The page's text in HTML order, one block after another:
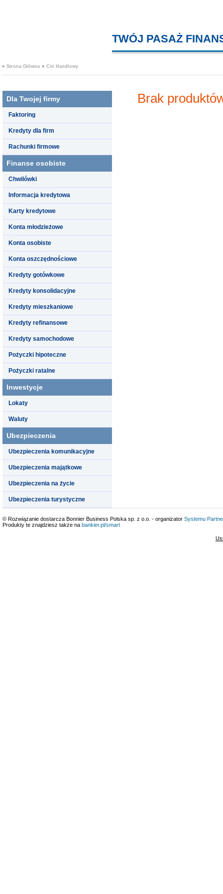
TWÓJ PASAŻ
Strona Główna Citi Handlowy
Dla Twojej firmy
Faktoring
Kredyty dla firm
Rachunki firmowe
Finanse osobiste
Chwilówki
Informacja kredytowa
Karty kredytowe
Konta młodzieżowe
Konta osobiste
Konta oszczędnościowe
Kredyty gotówkowe
Kredyty konsolidacyjne
Kredyty mieszkaniowe
Kredyty refinansowe
Kredyty samochodowe
Pożyczki hipoteczne
Pożyczki ratalne
Inwestycje
Lokaty
Waluty
Ubezpieczenia
Ubezpieczenia komunikacyjne
Ubezpieczenia majątkowe
Ubezpieczenia na życie
Ubezpieczenia turystyczne
Brak
© Rozwiązanie dostarcza Bonnier Business Polska sp. z o.o. - organizator Systemu
Produkty te znajdziesz także na bankier.pl/smart